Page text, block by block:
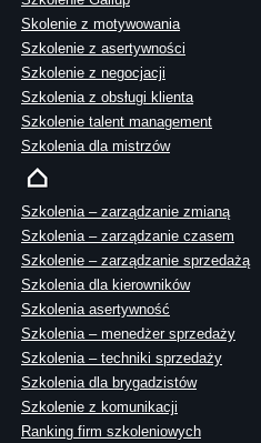
Skolenie z motywowania
Szkolenie z asertywności
Szkolenie z negocjacji
Szkolenia z obsługi klienta
Szkolenie talent management
Szkolenia dla mistrzów
Szkolenia – zarządzanie zmianą
Szkolenia – zarządzanie czasem
Szkolenie – zarządzanie sprzedażą
Szkolenia dla kierowników
Szkolenia asertywność
Szkolenia – menedżer sprzedaży
Szkolenia – techniki sprzedaży
Szkolenia dla brygadzistów
Szkolenie z komunikacji
Ranking firm szkoleniowych